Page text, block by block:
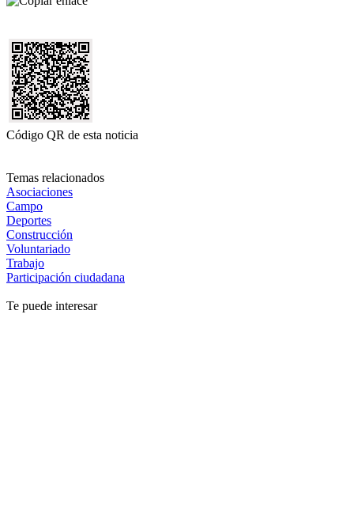
Código QR de esta noticia
Temas relacionados
Asociaciones
Campo
Deportes
Construcción
Voluntariado
Trabajo
Participación ciudadana
Te puede interesar